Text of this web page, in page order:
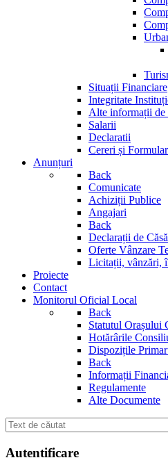
Situații Financiare
Integritate
Alte informații de
Salarii
Declaratii
Cereri și
Anunțuri
Back
Comunicate
Achiziții Publice
Angajari
Back
Declarații de
Oferte Vânzare
Licitații, vânzări,
Proiecte
Contact
Monitorul Oficial Local
Back
Statutul Orașului
Hotărârile
Dispozițile
Back
Informații
Regulamente
Alte Documente
Autentificare